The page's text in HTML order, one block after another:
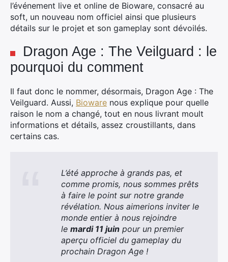
l’événement live et online de Bioware, consacré au
soft, un nouveau nom officiel ainsi que plusieurs
détails sur le projet et son gameplay sont dévoilés.
Dragon Age : The Veilguard : le
pourquoi du comment
Il faut donc le nommer, désormais, Dragon Age : The
Veilguard. Aussi, Bioware nous explique pour quelle
raison le nom a changé, tout en nous livrant moult
informations et détails, assez croustillants, dans
certains cas.
L’été approche à grands pas, et
comme promis, nous sommes prêts
à faire le point sur notre grande
révélation. Nous aimerions inviter le
monde entier à nous rejoindre
le mardi 11 juin pour un premier
aperçu officiel du gameplay du
prochain Dragon Age !